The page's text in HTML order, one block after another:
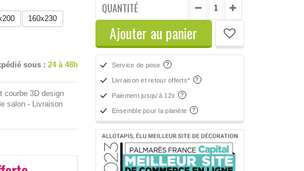
160x230
sous : 24 à 48h
courbe 3D design
salon - Livraison
QUANTITÉ
Ajouter au panier
Service de pose
Livraison et retour offerts*
Paiement jusqu'à 12x
Ensemble pour la planète